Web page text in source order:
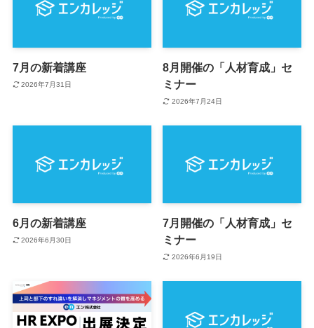
7月の新着講座
2026年7月31日
8月開催の「人材育成」セ
ミナー
2026年7月24日
6月の新着講座
2026年6月30日
7月開催の「人材育成」セ
ミナー
2026年6月19日